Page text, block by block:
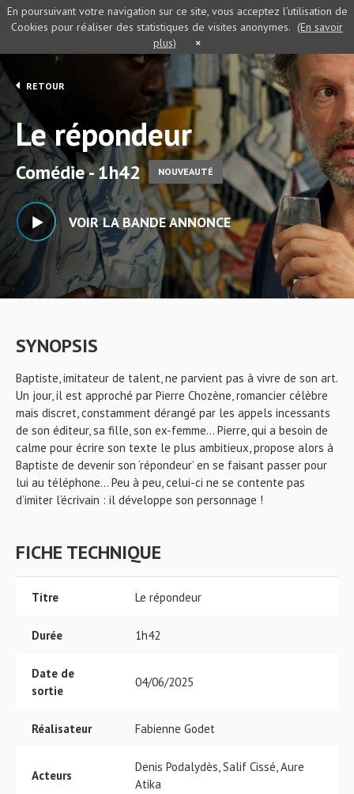
RETOUR
Le répondeur
Comédie - 1h42 NOUVEAUTÉ
VOIR LA BANDE ANNONCE
SYNOPSIS
Baptiste, imitateur de talent, ne parvient pas à vivre de son art.
Un jour, il est approché par Pierre Chozène, romancier célèbre
mais discret, constamment dérangé par les appels incessants
de son éditeur, sa fille, son ex-femme... Pierre, qui a besoin de
calme pour écrire son texte le plus ambitieux, propose alors à
Baptiste de devenir son ‘répondeur’ en se faisant passer pour
lui au téléphone… Peu à peu, celui-ci ne se contente pas
d’imiter l’écrivain : il développe son personnage !
FICHE TECHNIQUE
Titre Le répondeur
Durée 1h42
Date de
sortie
04/06/2025
Réalisateur Fabienne Godet
Acteurs
Denis Podalydès, Salif Cissé, Aure
Atika
En poursuivant votre navigation sur ce site, vous acceptez l’utilisation de
Cookies pour réaliser des statistiques de visites anonymes. (En savoir
plus)
×